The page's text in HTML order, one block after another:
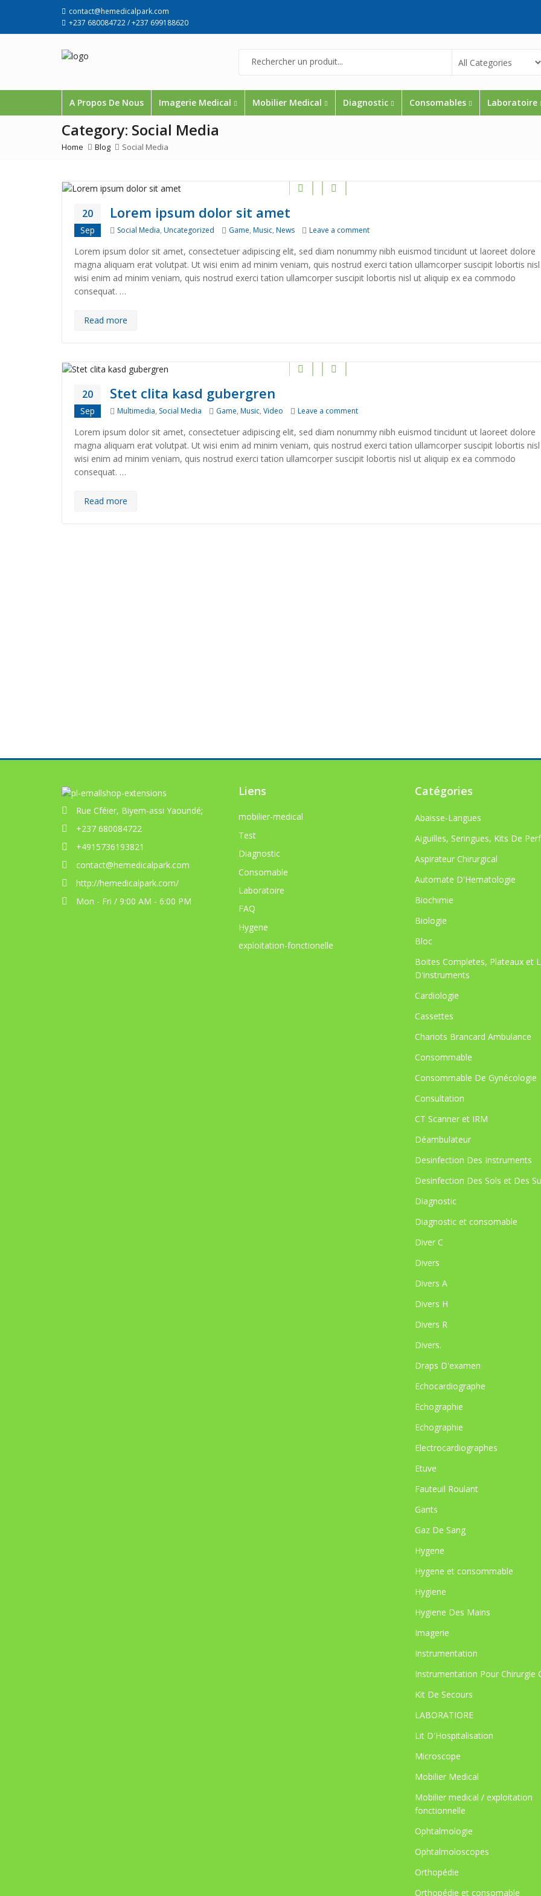
contact@hemedicalpark.com
+237 680084722 / +237 699188620
A Propos De Nous Imagerie Medical Mobilier Medical Diagnostic Consomables Laboratoire
Category: Social Media
Home Blog Social Media
20
Sep
Lorem ipsum dolor sit amet
Categories
Social Media, Uncategorized Tags
Game, Music, News Leave a commenton Lorem ipsum dolor sit amet
Lorem ipsum dolor sit amet, consectetuer adipiscing elit, sed diam nonummy nibh euismod tincidunt ut laoreet dolore
magna aliquam erat volutpat. Ut wisi enim ad minim veniam, quis nostrud exerci tation ullamcorper suscipit lobortis
wisi enim ad minim veniam, quis nostrud exerci tation ullamcorper suscipit lobortis nisl ut aliquip ex ea commodo
consequat. …
Read more
20
Sep
Stet clita kasd gubergren
Categories
Multimedia, Social Media Tags
Game, Music, Video Leave a commenton Stet clita kasd gubergren
Lorem ipsum dolor sit amet, consectetuer adipiscing elit, sed diam nonummy nibh euismod tincidunt ut laoreet dolore
magna aliquam erat volutpat. Ut wisi enim ad minim veniam, quis nostrud exerci tation ullamcorper suscipit lobortis
wisi enim ad minim veniam, quis nostrud exerci tation ullamcorper suscipit lobortis nisl ut aliquip ex ea commodo
consequat. …
Read more
Rue Cféier, Biyem-assi Yaoundé;
+237 680084722
+4915736193821
contact@hemedicalpark.com
http://hemedicalpark.com/
Mon - Fri / 9:00 AM - 6:00 PM
Liens
mobilier-medical
Test
Diagnostic
Consomable
Laboratoire
FAQ
Hygene
exploitation-fonctionelle
Catégories
Abaisse-Langues
Aiguilles, Seringues, Kits De
Aspirateur Chirurgical
Automate D'Hematologie
Biochimie
Biologie
Bloc
Boites Completes, Plateaux et
D'instruments
Cardiologie
Cassettes
Chariots Brancard Ambulance
Consommable
Consommable De Gynécologie
Consultation
CT Scanner et IRM
Déambulateur
Desinfection Des Instruments
Desinfection Des Sols et Des
Diagnostic
Diagnostic et consomable
Diver C
Divers
Divers A
Divers H
Divers R
Divers.
Draps D'examen
Echocardiographe
Echographie
Echographie
Electrocardiographes
Etuve
Fauteuil Roulant
Gants
Gaz De Sang
Hygene
Hygene et consommable
Hygiene
Hygiene Des Mains
Imagerie
Instrumentation
Instrumentation Pour Chirurgie
Kit De Secours
LABORATIORE
Lit D'Hospitalisation
Microscope
Mobilier Medical
Mobilier medical / exploitation
fonctionnelle
Ophtalmologie
Ophtalmoloscopes
Orthopédie
Orthopédie et consomable